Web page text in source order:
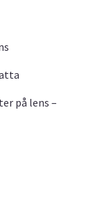
på lens –